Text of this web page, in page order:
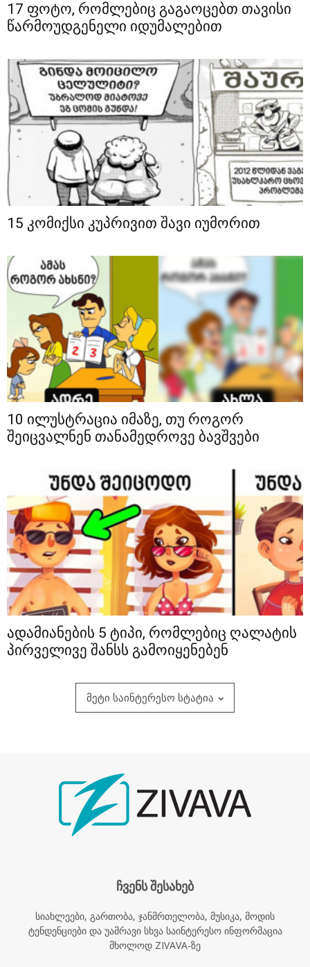
17 ფოტო, რომლებიც გაგაოცებთ თავისი
წარმოუდგენელი იდუმალებით
15 კომიქსი კუპრივით შავი იუმორით
10 ილუსტრაცია იმაზე, თუ როგორ
შეიცვალნენ თანამედროვე ბავშვები
ადამიანების 5 ტიპი, რომლებიც ღალატის
პირველივე შანსს გამოიყენებენ
მეტი საინტერესო სტატია
ჩვენს შესახებ
სიახლეები, გართობა, ჯანმრთელობა, მუსიკა, მოდის
ტენდენციები და უამრავი სხვა საინტერესო ინფორმაცია
მხოლოდ ZIVAVA-ზე